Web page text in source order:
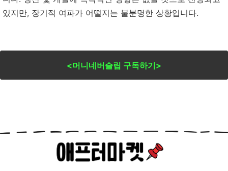
있지만, 장기적 여파가 어떨지는 불분명한 상황입니다.
<머니네버슬립 구독하기>